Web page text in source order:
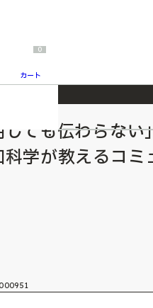
2026/7/23
0
カート
しても伝わらな
学が教えるコミ